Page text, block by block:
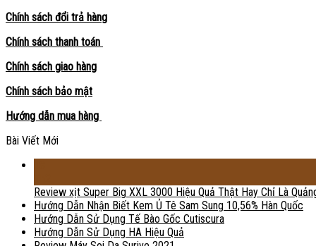
Chính sách đổi trả hàng
Chính sách thanh toán
Chính sách giao hàng
Chính sách bảo mật
Hướng dẫn mua hàng
Bài Viết Mới
Review xịt Super Big XXL 3000 Hiệu Quả Thật Hay Chỉ Là
Hướng Dẫn Nhận Biết Kem Ủ Tê Sam Sung 10,56% Hàn Quốc
Hướng Dẫn Sử Dụng Tế Bào Gốc Cutiscura
Hướng Dẫn Sử Dụng HA Hiệu Quả